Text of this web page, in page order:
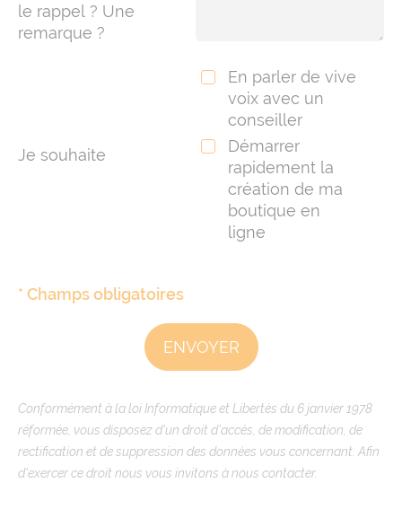
le rappel ? Une
remarque ?
Je souhaite
En parler de vive
voix avec un
conseiller
Démarrer
rapidement la
création de ma
boutique en
ligne
* Champs obligatoires
Conformément à la loi Informatique et Libertés du 6 janvier 1978
réformée, vous disposez d'un droit d’accès, de modification, de
rectification et de suppression des données vous concernant. Afin
d'exercer ce droit nous vous invitons à nous contacter.